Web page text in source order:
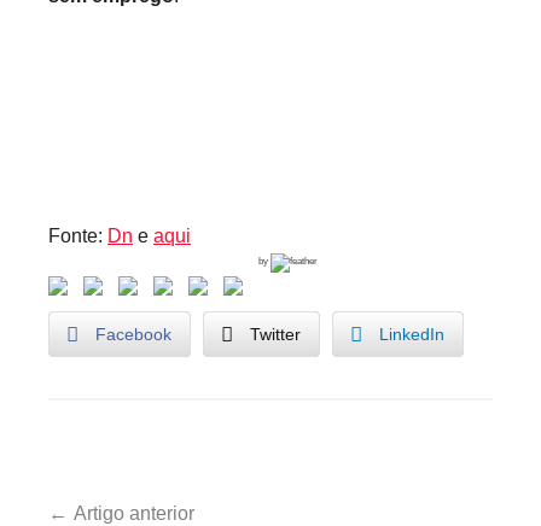
Fonte: Dn e aqui
by
Facebook Twitter LinkedIn
Artigo anterior